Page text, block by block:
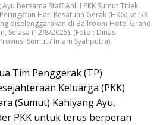
Ayu bersama Staff Ahli I PKK Sumut Titiek
Hari Kesatuan Gerak (HKG) ke-53
diselenggarakan di Ballroom Hotel Grand
Selasa (12/8/2025). (Foto : Dinas
Sumut / Imam Syahputra).
Tim Penggerak (TP)
Keluarga (PKK)
(Sumut) Kahiyang Ayu,
PKK untuk terus berperan